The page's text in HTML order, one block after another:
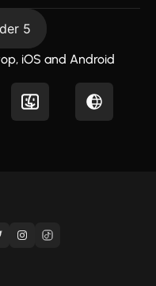
5
iOS and Android